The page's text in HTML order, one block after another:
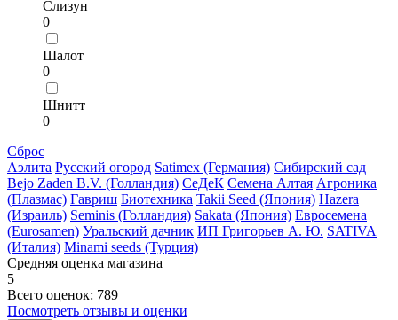
Слизун
0
Шалот
0
Шнитт
0
Сброс
Аэлита Русский огород Satimex (Германия) Сибирский сад
Bejo Zaden B.V. (Голландия) СеДеК Семена Алтая Агроника
(Плазмас) Гавриш Биотехника Takii Seed (Япония) Hazera
(Израиль) Seminis (Голландия) Sakata (Япония) Евросемена
(Eurosamen) Уральский дачник ИП Григорьев А. Ю. SATIVA
(Италия) Minami seeds (Турция)
Средняя оценка магазина
5
Всего оценок: 789
Посмотреть отзывы и оценки